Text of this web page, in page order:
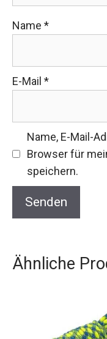
Name *
E-Mail *
Name, E-Mail-
Browser für
speichern.
Ähnliche